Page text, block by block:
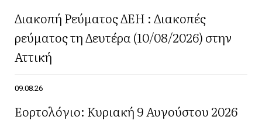
Διακοπή Ρεύματος ΔΕΗ : Διακοπές
ρεύματος τη Δευτέρα (10/08/2026) στην
Αττική
09.08.26
Εορτολόγιο: Κυριακή 9 Αυγούστου 2026